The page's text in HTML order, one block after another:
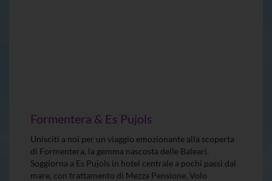
Formentera & Es Pujols
Unisciti a noi per un viaggio emozionante alla scoperta
di Formentera, la gemma nascosta delle Baleari.
Soggiorna a Es Pujols in hotel centrale a pochi passi dal
mare, con trattamento di Mezza Pensione, Volo